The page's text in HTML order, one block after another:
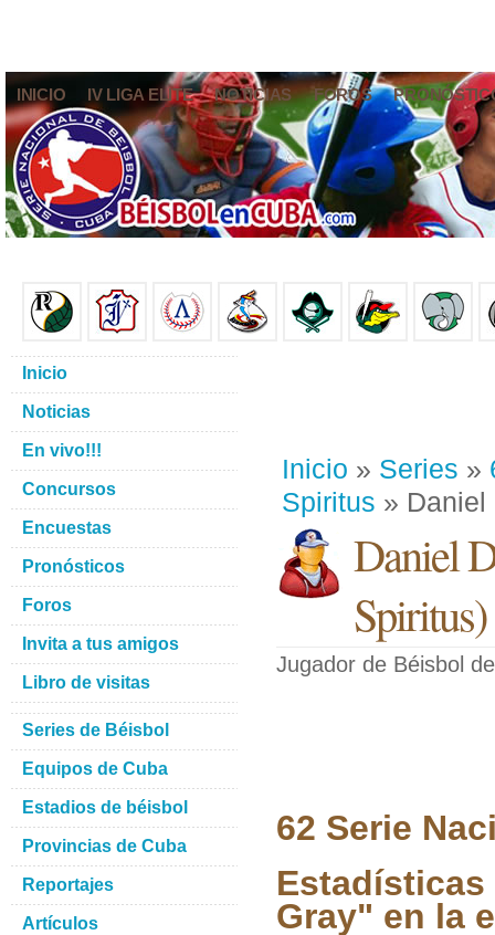
INICIO IV LIGA ELITE NOTICIAS FOROS
Inicio » Series »
Spiritus » Daniel
Daniel
Spiritus)
Jugador de Béisbol
62 Serie
Estadísticas
Gray" en la
Inicio
Noticias
En vivo!!!
Concursos
Encuestas
Pronósticos
Foros
Invita a tus amigos
Libro de visitas
Series de Béisbol
Equipos de Cuba
Estadios de béisbol
Provincias de Cuba
Reportajes
Artículos